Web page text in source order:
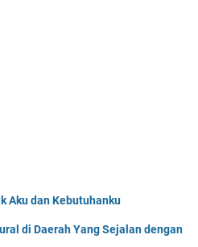
Aku dan Kebutuhanku
di Daerah Yang Sejalan dengan